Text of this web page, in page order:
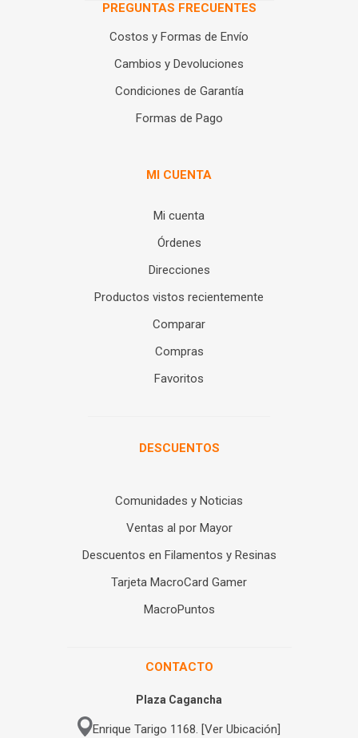
PREGUNTAS FRECUENTES
Costos y Formas de Envío
Cambios y Devoluciones
Condiciones de Garantía
Formas de Pago
MI CUENTA
Mi cuenta
Órdenes
Direcciones
Productos vistos recientemente
Comparar
Compras
Favoritos
DESCUENTOS
Comunidades y Noticias
Ventas al por Mayor
Descuentos en Filamentos y Resinas
Tarjeta MacroCard Gamer
MacroPuntos
CONTACTO
Plaza Cagancha
Enrique Tarigo 1168. [Ver Ubicación]